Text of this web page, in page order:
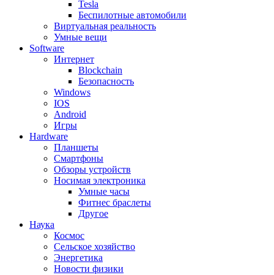
Tesla
Беспилотные автомобили
Виртуальная реальность
Умные вещи
Software
Интернет
Blockchain
Безопасность
Windows
IOS
Android
Игры
Hardware
Планшеты
Смартфоны
Обзоры устройств
Носимая электроника
Умные часы
Фитнес браслеты
Другое
Наука
Космос
Сельское хозяйство
Энергетика
Новости физики